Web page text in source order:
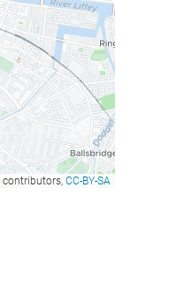
contributors, CC-BY-SA